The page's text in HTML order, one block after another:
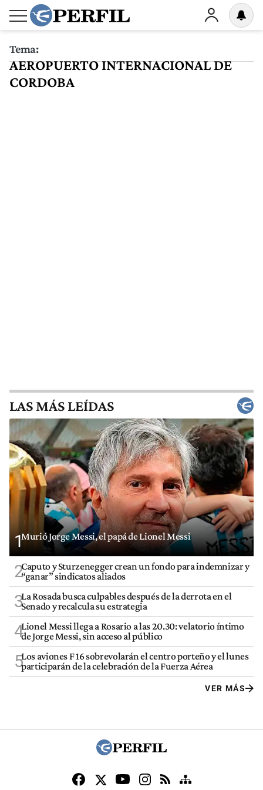
Tema:
AEROPUERTO INTERNACIONAL DE
CORDOBA
LAS MÁS LEÍDAS
1Murió Jorge Messi, el papá de Lionel Messi
2Caputo y Sturzenegger crean un fondo para indemnizar y
“ganar” sindicatos aliados
3La Rosada busca culpables después de la derrota en el
Senado y recalcula su estrategia
4Lionel Messi llega a Rosario a las 20.30: velatorio íntimo
de Jorge Messi, sin acceso al público
5Los aviones F 16 sobrevolarán el centro porteño y el lunes
participarán de la celebración de la Fuerza Aérea
VER MÁS